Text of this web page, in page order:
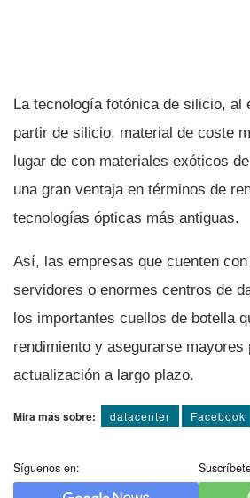
La tecnologí­a fotónica de silicio, al
partir de silicio, material de coste
lugar de con materiales exóticos
una gran ventaja en términos de
tecnologí­as ópticas más antiguas.
Así­, las empresas que cuenten
servidores o enormes centros de
los importantes cuellos de botella
rendimiento y asegurarse mayores
actualización a largo plazo.
Mira más sobre: datacenter Facebook
Síguenos en: